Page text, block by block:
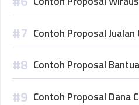
Contoh Proposal Jualan
Contoh Proposal
Contoh Proposal Dana